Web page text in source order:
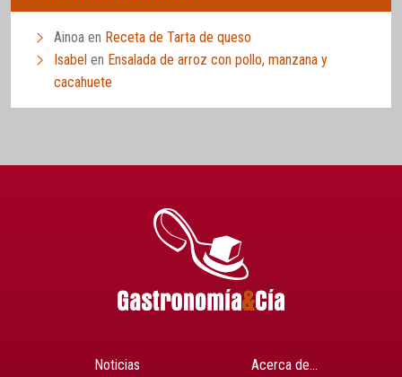
Ainoa en Receta de Tarta de queso
Isabel en Ensalada de arroz con pollo, manzana y
cacahuete
Noticias Acerca de…